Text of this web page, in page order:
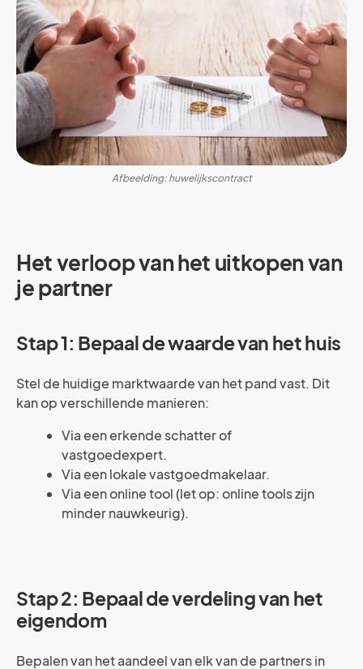
Afbeelding: huwelijkscontract
Het verloop van het uitkopen van
je partner
Stap 1: Bepaal de waarde van het huis
Stel de huidige marktwaarde van het pand vast. Dit
kan op verschillende manieren:
Via een erkende schatter of
vastgoedexpert.
Via een lokale vastgoedmakelaar.
Via een online tool (let op: online tools zijn
minder nauwkeurig).
Stap 2: Bepaal de verdeling van het
eigendom
Bepalen van het aandeel van elk van de partners in